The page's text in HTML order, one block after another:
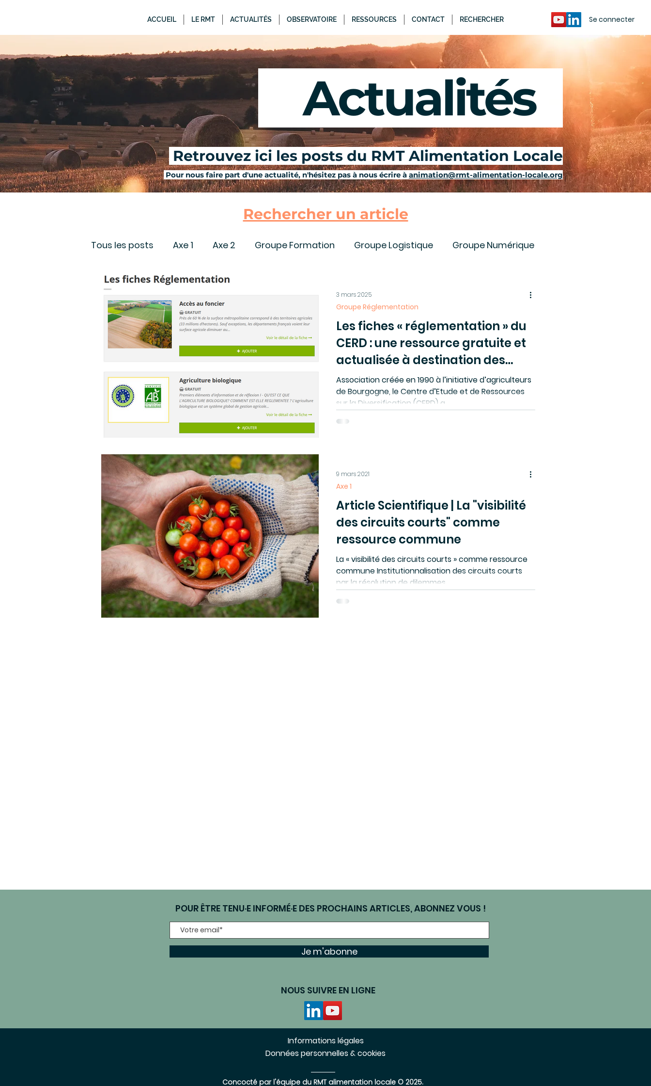
ACCUEIL LE RMT ACTUALITÉS OBSERVATOIRE RESSOURCES CONTACT RECHERCHER Se connecter
Actualités
Retrouvez ici les posts du RMT Alimentation Locale
Pour nous faire part d'une actualité, n'hésitez pas à nous écrire à animation@rmt-alimentation-locale.org
Rechercher un article
Tous les posts Axe 1 Axe 2 Groupe Formation Groupe Logistique Groupe Numérique
Groupe Réglementation
Projets soutenus Ressources, publications, livres COVID-19 Bulletins de Partage
Filières Appel à articles Offres
Europe Consultation 10 ans RMT Webinaire COREnet
Les fiches « réglementation » du
CERD : une ressource gratuite et
actualisée à destination des
acteurs des circuits courts.
Association créée en 1990 à l’initiative d’agriculteurs
de Bourgogne, le Centre d’Etude et de Ressources
sur la Diversification (CERD) a...
Groupe Réglementation
3 mars 2025
Article Scientifique | La "visibilité
des circuits courts" comme
ressource commune
La « visibilité des circuits courts » comme ressource
commune Institutionnalisation des circuits courts
par la résolution de dilemmes...
Axe 1
9 mars 2021
POUR ÊTRE TENU·E INFORMÉ·E DES PROCHAINS ARTICLES, ABONNEZ VOUS !
Je m'abonne
NOUS SUIVRE EN LIGNE
Informations légales
Données personnelles & cookies
Concocté par l'équipe du RMT alimentation locale © 2025.